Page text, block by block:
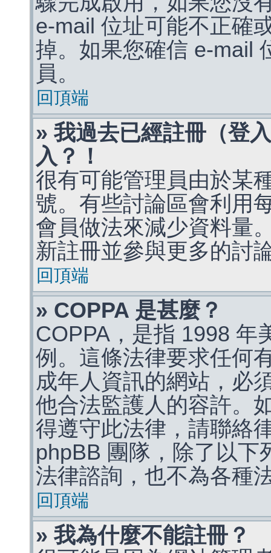
e-mail 位址可能不正確
掉。如果您確信 e-mail
員。
回頂端
» 我過去已經註冊（登
入？！
很有可能管理員由於某
號。有些討論區會利用
會員做法來減少資料量
新註冊並參與更多的討
回頂端
» COPPA 是甚麼？
COPPA，是指 1998 年
例。這條法律要求任何
成年人資訊的網站，必
他合法監護人的容許。
得遵守此法律，請聯絡
phpBB 團隊，除了以下
法律諮詢，也不為各種
回頂端
» 我為什麼不能註冊？